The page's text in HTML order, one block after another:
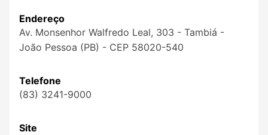
Endereço
Av. Monsenhor Walfredo Leal, 303 - Tambiá -
João Pessoa (PB) - CEP 58020-540
Telefone
(83) 3241-9000
Site